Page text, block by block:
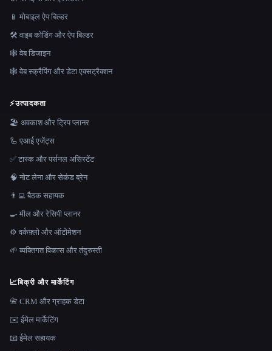
📱 मोबाइल ऐप बिल्डर
🛠️ वाइब कोडिंग और ऐप बिल्डर
🕸 वेब डिजाइन
🕸️ वेब स्क्रैपिंग और डेटा एक्सट्रैक्शन
⚡उत्पादकता
🏖 अवकाश और ट्रिप प्लानर
🦾 एआई एजेंट्स
✅ टास्क और पर्सनल असिस्टेंट
🧠 नोट लेना और सेकंड ब्रेन
👨‍💻 बैठक सहायक
🍳 मील और रेसिपी प्लानर
⚙️ वर्कफ़्लो और ऑटोमेशन
🌱 व्यक्तिगत विकास और तंदुरुस्ती
📈बिक्री और मार्केटिंग
📇 CRM और ग्राहक डेटा
✉️ ईमेल मार्केटिंग
📧 ईमेल सहायक